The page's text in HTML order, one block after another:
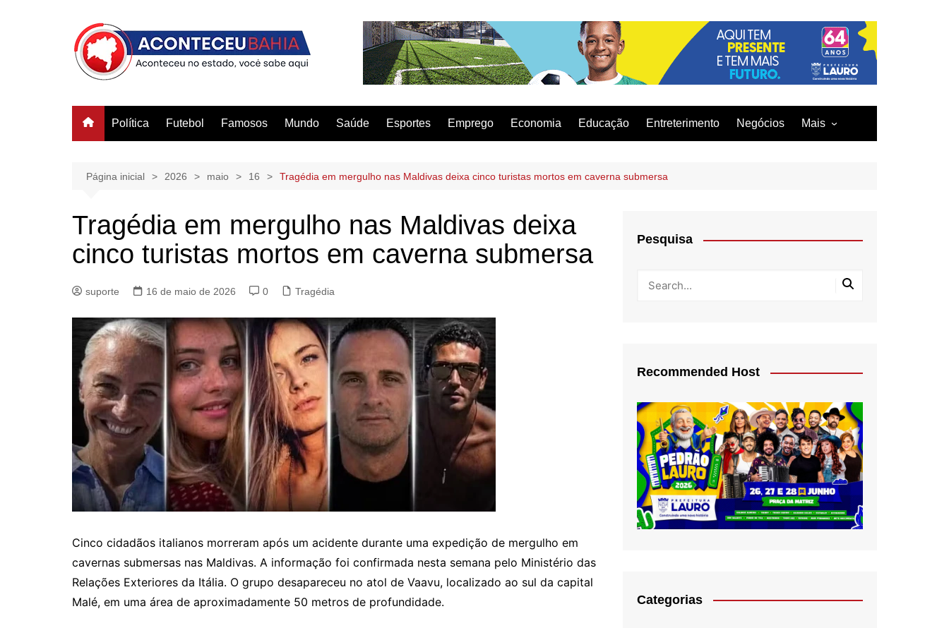
Política Futebol Famosos Mundo Saúde Esportes Emprego Economia Educação Entreterimento Negócios Mais
Moda
Página inicial 2026 maio 16 Tragédia em mergulho nas Maldivas deixa cinco turistas mortos em caverna submersa
Tragédia em mergulho nas Maldivas deixa
cinco turistas mortos em caverna submersa
suporte 16 de maio de 2026 0 Tragédia
Cinco cidadãos italianos morreram após um acidente durante uma expedição de mergulho em
cavernas submersas nas Maldivas. A informação foi confirmada nesta semana pelo Ministério das
Relações Exteriores da Itália. O grupo desapareceu no atol de Vaavu, localizado ao sul da capital
Malé, em uma área de aproximadamente 50 metros de profundidade.
Pesquisa
Recommended Host
Categorias